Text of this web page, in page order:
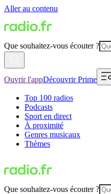
Aller au contenu
Que souhaitez-vous écouter ?
Ouvrir l'appDécouvrir Prime
Top 100 radios
Podcasts
Sport en direct
À proximité
Genres musicaux
Thèmes
Que souhaitez-vous écouter ?